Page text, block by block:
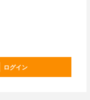
ログイン